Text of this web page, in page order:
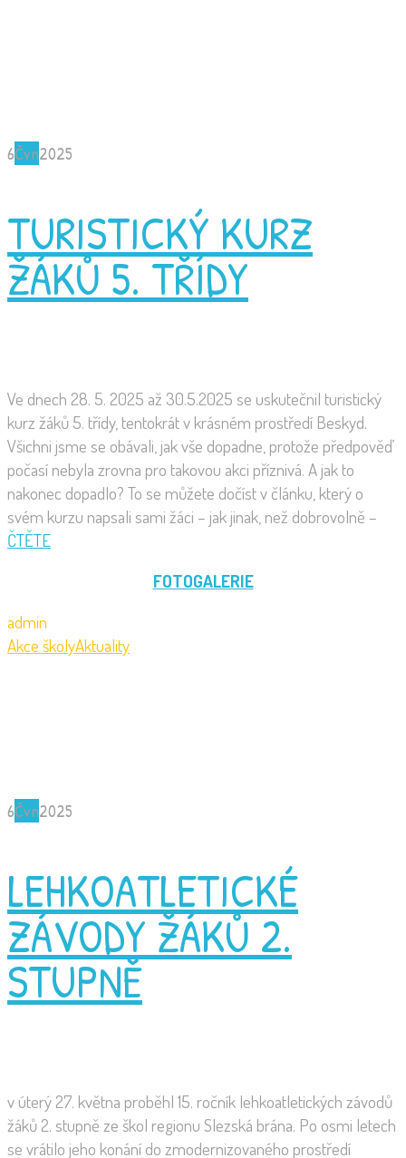
6Čvn2025
TURISTICKÝ KURZ
ŽÁKŮ 5. TŘÍDY
Ve dnech 28. 5. 2025 až 30.5.2025 se uskutečnil turistický
kurz žáků 5. třídy, tentokrát v krásném prostředí Beskyd.
Všichni jsme se obávali, jak vše dopadne, protože předpověď
počasí nebyla zrovna pro takovou akci příznivá. A jak to
nakonec dopadlo? To se můžete dočíst v článku, který o
svém kurzu napsali sami žáci – jak jinak, než dobrovolně –
ČTĚTE
FOTOGALERIE
admin
Akce školyAktuality
6Čvn2025
LEHKOATLETICKÉ
ZÁVODY ŽÁKŮ 2.
STUPNĚ
v úterý 27. května proběhl 15. ročník lehkoatletických závodů
žáků 2. stupně ze škol regionu Slezská brána. Po osmi letech
se vrátilo jeho konání do zmodernizovaného prostředí